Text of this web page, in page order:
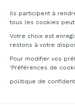
Ils participent à
tous les cookies
Votre choix est
restons à votre
Pour modifier vos
'Préférences de
politique de